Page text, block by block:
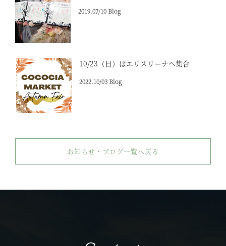
2019.07/10 Blog
10/23（日）はエリスリーナへ集合
2022.10/03 Blog
お知らせ・ブログ一覧へ戻る